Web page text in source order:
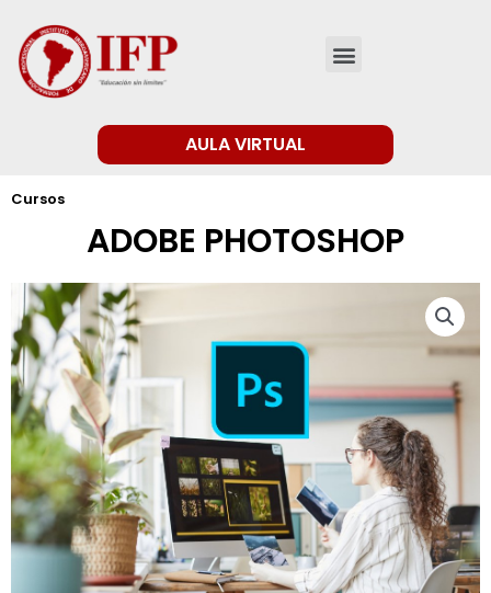
AULA VIRTUAL
Cursos
ADOBE PHOTOSHOP